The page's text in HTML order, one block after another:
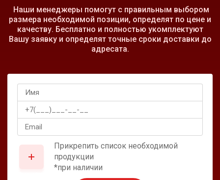
Наши менеджеры помогут с правильным выбором
размера необходимой позиции, определят по цене и
качеству. Бесплатно и полностью укомплектуют
Вашу заявку и определят точные сроки доставки до
адресата.
Прикрепить список необходимой
продукции
*при наличии